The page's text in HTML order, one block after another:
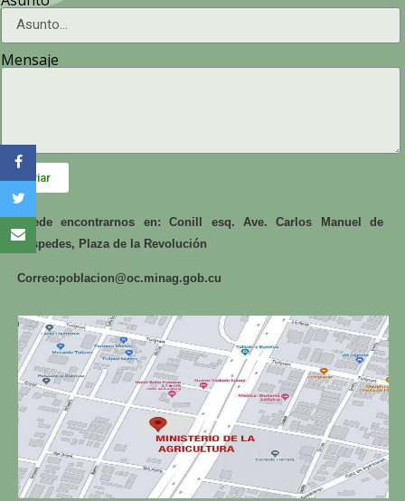
Mensaje
Enviar
Puede encontrarnos en: Conill esq. Ave. Carlos Manuel de
Céspedes, Plaza de la Revolución
Correo:poblacion@oc.minag.gob.cu